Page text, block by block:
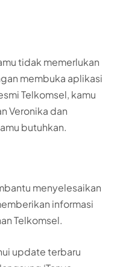
tidak memerlukan
membuka aplikasi
Telkomsel, kamu
Veronika dan
butuhkan.
menyelesaikan
informasi
Telkomsel.
update terbaru